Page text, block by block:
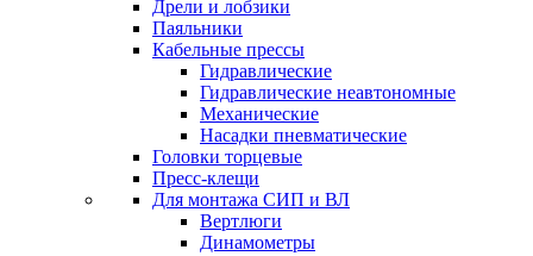
Дрели и лобзики
Паяльники
Кабельные прессы
Гидравлические
Гидравлические неавтономные
Механические
Насадки пневматические
Головки торцевые
Пресс-клещи
Для монтажа СИП и ВЛ
Вертлюги
Динамометры